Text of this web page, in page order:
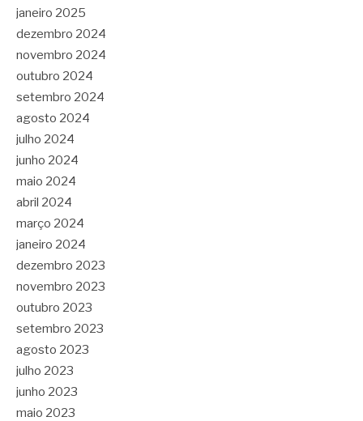
janeiro 2025
dezembro 2024
novembro 2024
outubro 2024
setembro 2024
agosto 2024
julho 2024
junho 2024
maio 2024
abril 2024
março 2024
janeiro 2024
dezembro 2023
novembro 2023
outubro 2023
setembro 2023
agosto 2023
julho 2023
junho 2023
maio 2023